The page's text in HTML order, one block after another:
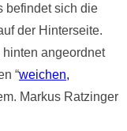
befindet sich die
der Hinterseite.
angeordnet
“weichen,
Markus Ratzinger